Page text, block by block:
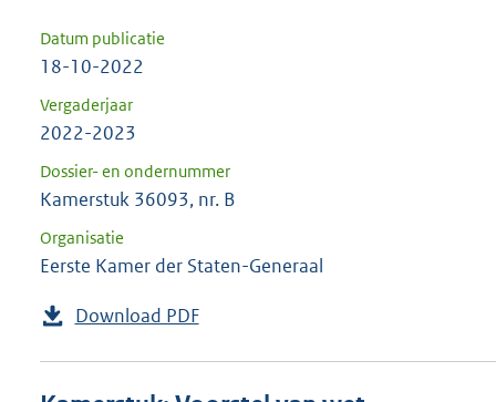
Datum publicatie
18-10-2022
Vergaderjaar
2022-2023
Dossier- en ondernummer
Kamerstuk 36093, nr. B
Organisatie
Eerste Kamer der Staten-Generaal
Download PDF